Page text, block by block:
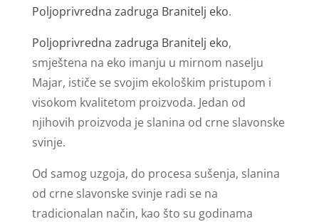
Poljoprivredna zadruga Branitelj eko.
Poljoprivredna zadruga Branitelj eko,
smještena na eko imanju u mirnom naselju
Majar, ističe se svojim ekološkim pristupom i
visokom kvalitetom proizvoda. Jedan od
njihovih proizvoda je slanina od crne slavonske
svinje.
Od samog uzgoja, do procesa sušenja, slanina
od crne slavonske svinje radi se na
tradicionalan način, kao što su godinama